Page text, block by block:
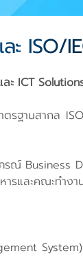
ะ ISO/
ะ ICT
ฐานสากล
ณ์ Business
และคณะทำง